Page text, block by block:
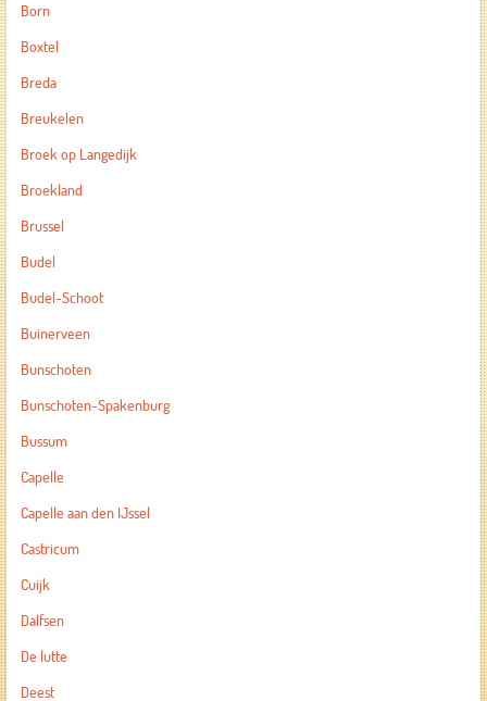
Born
Boxtel
Breda
Breukelen
Broek op Langedijk
Broekland
Brussel
Budel
Budel-Schoot
Buinerveen
Bunschoten
Bunschoten-Spakenburg
Bussum
Capelle
Capelle aan den IJssel
Castricum
Cuijk
Dalfsen
De lutte
Deest